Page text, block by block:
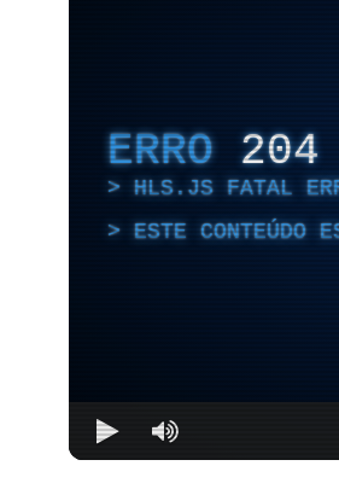
ERRO 204
HLS.JS FATAL
ESTE CONTEÚDO